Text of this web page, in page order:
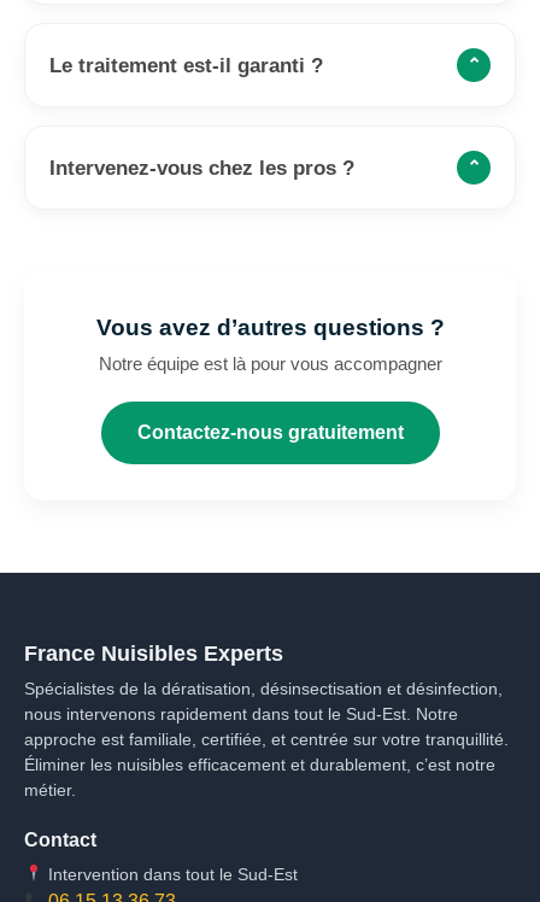
Le traitement est-il garanti ? ⌃
Intervenez-vous chez les pros ? ⌃
Vous avez d’autres questions ?
Notre équipe est là pour vous accompagner
Contactez-nous gratuitement
France Nuisibles Experts
Spécialistes de la dératisation, désinsectisation et désinfection,
nous intervenons rapidement dans tout le Sud-Est. Notre
approche est familiale, certifiée, et centrée sur votre tranquillité.
Éliminer les nuisibles efficacement et durablement, c’est notre
métier.
Contact
Intervention dans tout le Sud-Est